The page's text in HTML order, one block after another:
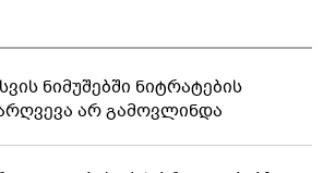
ნიმუშებში ნიტრატების
არ გამოვლინდა